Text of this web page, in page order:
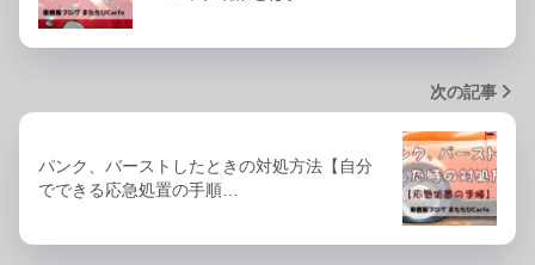
次の記事
パンク、バーストしたときの対処方法【自分
でできる応急処置の手順…